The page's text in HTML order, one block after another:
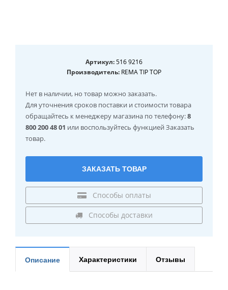
Артикул: 516 9216
Производитель: REMA TIP TOP
Нет в наличии, но товар можно заказать.
Для уточнения сроков поставки и стоимости товара
обращайтесь к менеджеру магазина по телефону:8
800 200 48 01 или воспользуйтесь функцией Заказать
товар.
ЗАКАЗАТЬ ТОВАР
Способы оплаты
Способы доставки
Описание Характеристики Отзывы